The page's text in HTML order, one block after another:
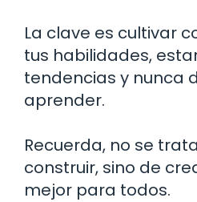
La clave es cultivar
tus habilidades,
tendencias y nunca
aprender.
Recuerda, no se
construir, sino de
mejor para todos.